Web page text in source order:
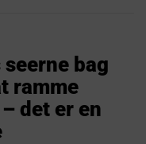
bag
ramme
det er en